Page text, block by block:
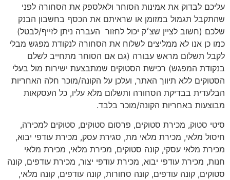
עליכם לבדוק את אמינות הסוחר ולאלספק את הסחורה לפני
שהתקבל תגמול במזומן או שראיתם את הכסף בחשבון הבנק
שלכם (חשוב לציין שצ׳ק יכול לחזור העברה ניתן לזייף/לבטל)
כמו כן אנו לא ממליצים לשלוח את הסחורה לנקודת מפגש מבלי
לקבל תשלום מראש עבורה (גם אם הסוחר מתחייב לשלם
בנקודת המפגש) רכישת הסטוקים שמתבצעת ישירות מול בעלי
הסטוקים ללא תיווך האתר, ועלכן על הקונה/מוכר חלה האחריות
הבלעדית בבדיקת הסחורה ותשלום מלא עליו, כל העסקאות
מבוצעות באחריות הקונה/מוכר בלבד.
סיטי סטוק, מכירת סטוקים, פרסום סטוקים, סטוקים למכירה,
חיסול מלאי, מכירת מלאי מת, סגירת עסק, מכירת עודפי יבוא,
מכירת מלאי עסקי, קונה סטוקים, מכירת מלאי, מכירת מלאי
חנות, מכירת עודפי יבוא, מכירת עודפי יצור, מכירת עודפים, קונה
סטוקים, קונה עודפים, קונה סחורות, קונה עודפים, קונה מלאי,